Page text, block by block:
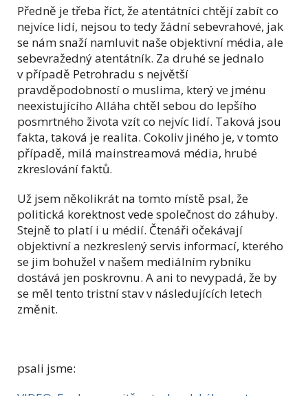
Předně je třeba říct, že atentátníci chtějí zabít co
nejvíce lidí, nejsou to tedy žádní sebevrahové, jak
se nám snaží namluvit naše objektivní média, ale
sebevražedný atentátník. Za druhé se jednalo
v případě Petrohradu s největší
pravděpodobností o muslima, který ve jménu
neexistujícího Alláha chtěl sebou do lepšího
posmrtného života vzít co nejvíc lidí. Taková jsou
fakta, taková je realita. Cokoliv jiného je, v tomto
případě, milá mainstreamová média, hrubé
zkreslování faktů.
Už jsem několikrát na tomto místě psal, že
politická korektnost vede společnost do záhuby.
Stejně to platí i u médií. Čtenáři očekávají
objektivní a nezkreslený servis informací, kterého
se jim bohužel v našem mediálním rybníku
dostává jen poskrovnu. A ani to nevypadá, že by
se měl tento tristní stav v následujících letech
změnit.
psali jsme: